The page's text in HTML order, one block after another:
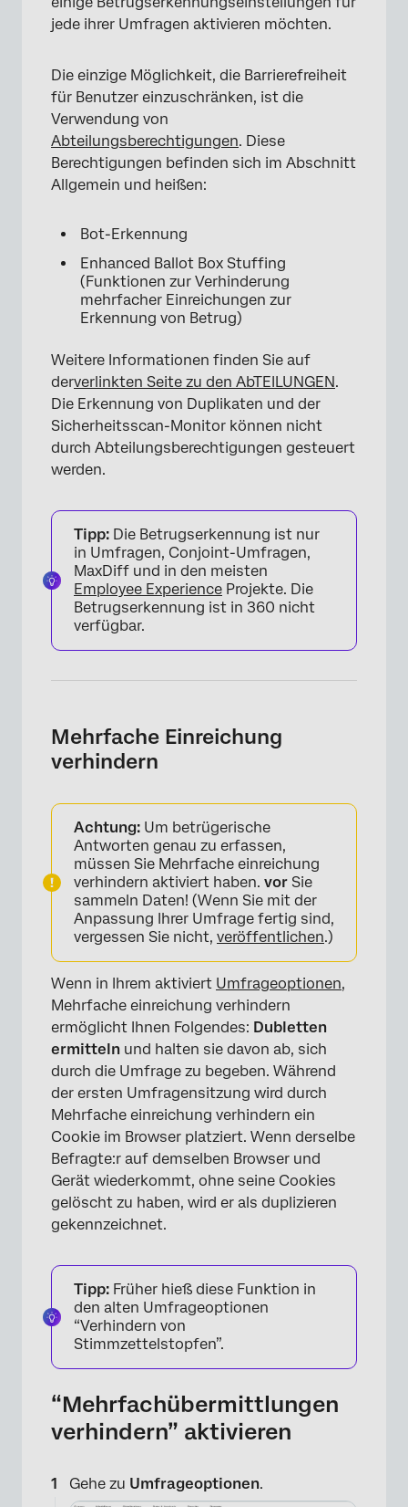
jede ihrer Umfragen aktivieren möchten.
Die einzige Möglichkeit, die Barrierefreiheit
für Benutzer einzuschränken, ist die
Verwendung von
Abteilungsberechtigungen. Diese
Berechtigungen befinden sich im Abschnitt
Allgemein und heißen:
Bot-Erkennung
Enhanced Ballot Box Stuffing
(Funktionen zur Verhinderung
mehrfacher Einreichungen zur
Erkennung von Betrug)
Weitere Informationen finden Sie auf
derverlinkten Seite zu den AbTEILUNGEN.
Die Erkennung von Duplikaten und der
Sicherheitsscan-Monitor können nicht
durch Abteilungsberechtigungen gesteuert
werden.
Tipp: Die Betrugserkennung ist nur
in Umfragen, Conjoint-Umfragen,
MaxDiff und in den meisten
Employee Experience Projekte. Die
Betrugserkennung ist in 360 nicht
verfügbar.
Mehrfache Einreichung
verhindern
Achtung: Um betrügerische
Antworten genau zu erfassen,
müssen Sie Mehrfache einreichung
verhindern aktiviert haben. vor Sie
sammeln Daten! (Wenn Sie mit der
Anpassung Ihrer Umfrage fertig sind,
vergessen Sie nicht, veröffentlichen.)
Wenn in Ihrem aktiviert Umfrageoptionen,
Mehrfache einreichung verhindern
ermöglicht Ihnen Folgendes: Dubletten
ermitteln und halten sie davon ab, sich
durch die Umfrage zu begeben. Während
der ersten Umfragensitzung wird durch
Mehrfache einreichung verhindern ein
Cookie im Browser platziert. Wenn derselbe
Befragte:r auf demselben Browser und
Gerät wiederkommt, ohne seine Cookies
gelöscht zu haben, wird er als duplizieren
gekennzeichnet.
Tipp: Früher hieß diese Funktion in
den alten Umfrageoptionen
“Verhindern von
Stimmzettelstopfen”.
“Mehrfachübermittlungen
verhindern” aktivieren
Gehe zu Umfrageoptionen.